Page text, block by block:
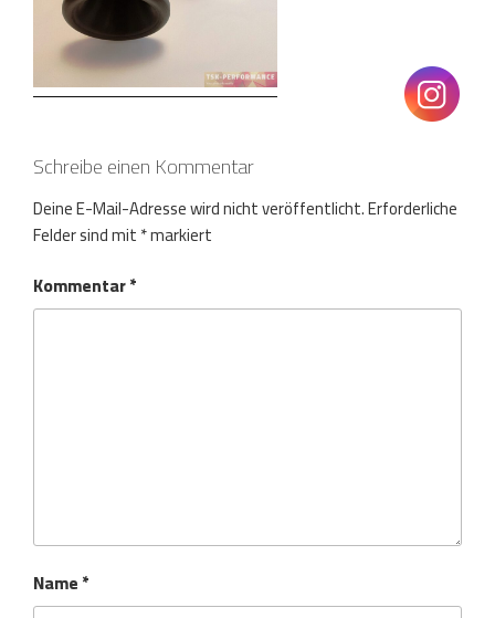
Schreibe einen Kommentar
Deine E-Mail-Adresse wird nicht veröffentlicht.Erforderliche
Felder sind mit*markiert
Kommentar*
Name*